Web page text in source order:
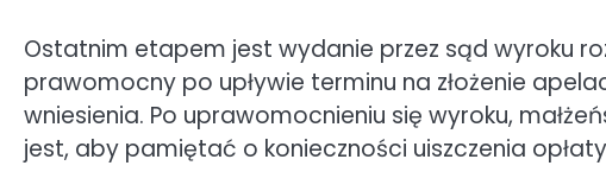
Ostatnim etapem jest wydanie przez sąd wyroku
prawomocny po upływie terminu na złożenie
wniesienia. Po uprawomocnieniu się wyroku,
jest, aby pamiętać o konieczności uiszczenia